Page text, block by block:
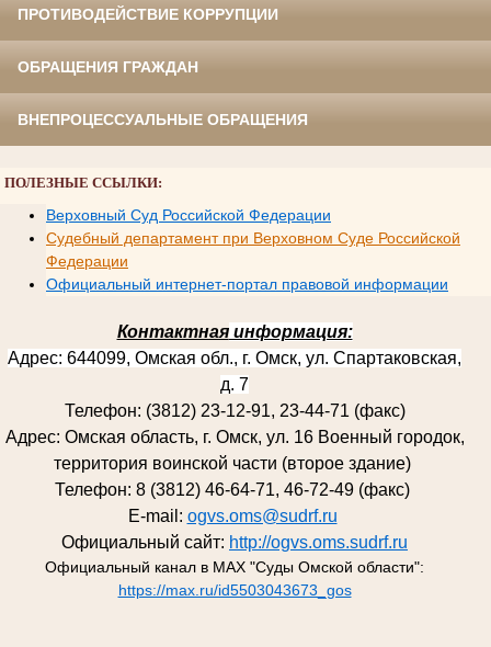
ПРОТИВОДЕЙСТВИЕ КОРРУПЦИИ
ОБРАЩЕНИЯ ГРАЖДАН
ВНЕПРОЦЕССУАЛЬНЫЕ ОБРАЩЕНИЯ
ПОЛЕЗНЫЕ ССЫЛКИ:
Верховный Суд Российской Федерации
Судебный департамент при Верховном Суде Российской
Федерации
Официальный интернет-портал правовой информации
Контактнаяинформация:
Адрес: 644099, Омская обл., г. Омск, ул. Спартаковская,
д. 7
Телефон: (3812) 23-12-91, 23-44-71 (факс)
Адрес: Омская область, г. Омск, ул. 16 Военный городок,
территория воинской части (второе здание)
Телефон: 8 (3812) 46-64-71, 46-72-49 (факс)
E-mail: ogvs.oms@sudrf.ru
Официальный сайт: http://ogvs.oms.sudrf.ru
Официальный канал в MAX "Суды Омской области":
https://max.ru/id5503043673_gos